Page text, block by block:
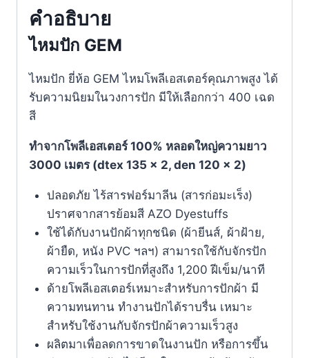
คำอธิบาย
ไหมปัก GEM
ไหมปัก ยี่ห้อ GEM ไหมโพลีเอสเตอร์คุณภาพสูง ได้
รับความนิยมในวงการปัก มีให้เลือกกว่า 400 เฉด
สี
ทำจากโพลีเอสเตอร์ 100% หลอดใหญ่ความยาว
3000 เมตร (dtex 135 x 2, den 120 x 2)
ปลอดภัย ไร้สารฟอร์มาลีน (สารก่อมะเร็ง)
ปราศจากสารย้อมสี AZO Dyestuffs
ใช้ได้กับงานปักผ้าทุกชนิด (ผ้ายีนส์, ผ้าฝ้าย,
ผ้ายืด, หนัง PVC ฯลฯ) สามารถใช้กับจักรปัก
ความเร็วในการปักที่สูงถึง 1,200 ฝีเข็ม/นาที
ด้ายโพลีเอสเตอร์เหมาะสำหรับการปักผ้า มี
ความทนทาน ทำงานปักได้ราบรื่น เหมาะ
สำหรับใช้งานกับจักรปักผ้าความเร็วสูง
ผลิตมาเพื่อลดการขาดในงานปัก หรือการขึ้น